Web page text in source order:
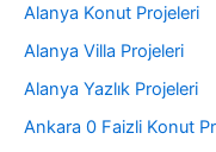
Alanya Konut Projeleri
Alanya Villa Projeleri
Alanya Yazlık Projeleri
Ankara 0 Faizli Konut